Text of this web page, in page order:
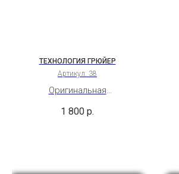
ТЕХНОЛОГИЯ ГРЮЙЕР
Артикул: 38
Оригинальная
швейцарского сыра Грюйер.
1 800 р.